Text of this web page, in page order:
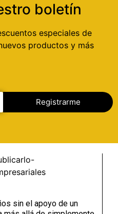
boletín
especiales de
productos y más
Registrarme
sin el apoyo de un